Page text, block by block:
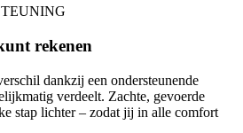
rekenen
dankzij een ondersteunende
verdeelt. Zachte, gevoerde
stap lichter – zodat jij in alle comfort